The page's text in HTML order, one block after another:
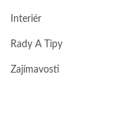
Interiér
Rady A Tipy
Zajímavosti